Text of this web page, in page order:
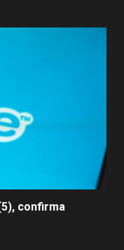
confirma